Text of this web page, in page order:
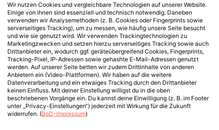
Wir nutzen Cookies und vergleichbare Technologien auf unserer Website.
Einige von ihnen sind essenziell und technisch notwendig. Daneben
verwenden wir Analysemethoden (z. B. Cookies oder Fingerprints sowie
serverseitiges Tracking), um zu messen, wie häufig unsere Seite besucht
und wie sie genutzt wird. Wir verwenden Trackingtechnologien zu
Marketingzwecken und setzen hierzu serverseitiges Tracking sowie auch
Drittanbieter ein, wodurch ggf. geräteübergreifend Cookies, Fingerprints,
Tracking-Pixel, IP-Adressen sowie gehashte E-Mail-Adressen genutzt
werden. Auf unserer Seite betten wir zudem Drittinhalte von anderen
Anbietern ein (Video-Plattformen). Wir haben auf die weitere
Datenverarbeitung und ein etwaiges Tracking durch den Drittanbieter
keinen Einfluss. Mit deiner Einstellung willigst du in die oben
beschriebenen Vorgänge ein. Du kannst deine Einwilligung (z. B. im Footer
unter „Privacy-Einstellungen“) jederzeit mit Wirkung für die Zukunft
widerrufen. (BoD-Impressum)